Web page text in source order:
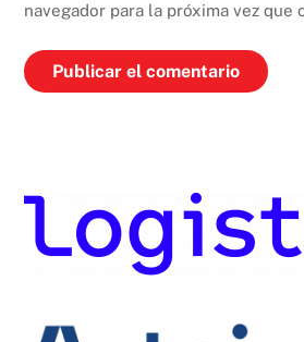
navegador para la próxima vez que